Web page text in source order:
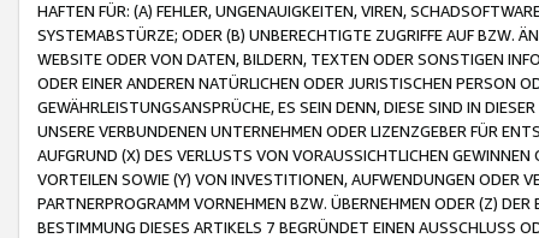
HAFTEN FÜR: (A) FEHLER, UNGENAUIGKEITEN, VIREN,
SYSTEMABSTÜRZE; ODER (B) UNBERECHTIGTE ZUGRIFFE AUF BZW.
WEBSITE ODER VON DATEN, BILDERN, TEXTEN ODER SONSTIGEN
ODER EINER ANDEREN NATÜRLICHEN ODER JURISTISCHEN PERSON
GEWÄHRLEISTUNGSANSPRÜCHE, ES SEIN DENN, DIESE SIND IN
UNSERE VERBUNDENEN UNTERNEHMEN ODER LIZENZGEBER FÜR
AUFGRUND (X) DES VERLUSTS VON VORAUSSICHTLICHEN
VORTEILEN SOWIE (Y) VON INVESTITIONEN, AUFWENDUNGEN ODER
PARTNERPROGRAMM VORNEHMEN BZW. ÜBERNEHMEN ODER (Z)
BESTIMMUNG DIESES ARTIKELS 7 BEGRÜNDET EINEN AUSSCHLUSS